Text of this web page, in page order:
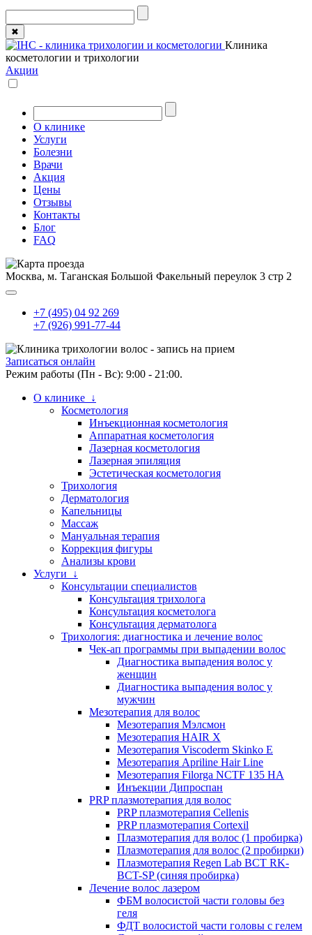
✖
Клиника
косметологии и трихологии
Акции
О клинике
Услуги
Болезни
Врачи
Акция
Цены
Отзывы
Контакты
Блог
FAQ
Москва, м. Таганская Большой Факельный переулок 3 стр 2
+7 (495) 04 92 269
+7 (926) 991-77-44
Записаться онлайн
Режим работы (Пн - Вс): 9:00 - 21:00.
О клинике ↓
Косметология
Инъекционная косметология
Аппаратная косметология
Лазерная косметология
Лазерная эпиляция
Эстетическая косметология
Трихология
Дерматология
Капельницы
Массаж
Мануальная терапия
Коррекция фигуры
Анализы крови
Услуги ↓
Консультации специалистов
Консультация трихолога
Консультация косметолога
Консультация дерматолога
Трихология: диагностика и лечение волос
Чек-ап программы при выпадении волос
Диагностика выпадения волос у
женщин
Диагностика выпадения волос у
мужчин
Мезотерапия для волос
Мезотерапия Мэлсмон
Мезотерапия HAIR X
Мезотерапия Viscoderm Skinko E
Мезотерапия Apriline Hair Line
Мезотерапия Filorga NCTF 135 HA
Инъекции Дипроспан
PRP плазмотерапия для волос
PRP плазмотерапия Cellenis
PRP плазмотерапия Cortexil
Плазмотерапия для волос (1 пробирка)
Плазмотерапия для волос (2 пробирки)
Плазмотерапия Regen Lab BCT RK-
BCT-SP (синяя пробирка)
Лечение волос лазером
ФБМ волосистой части головы без
геля
ФДТ волосистой части головы с гелем